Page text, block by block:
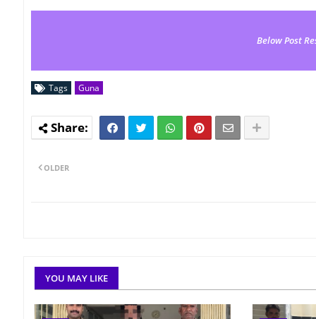
Below Post
Tags Guna
OLDER
YOU MAY LIKE